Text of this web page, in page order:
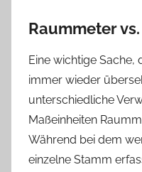
Raummeter
Eine wichtige Sache,
immer wieder
unterschiedliche
Maßeinheiten
Während bei dem
einzelne Stamm